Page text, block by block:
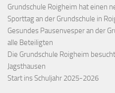
Grundschule Roigheim hat einen
Sporttag an der Grundschule in
Gesundes Pausenvesper an der
alle Beteiligten
Die Grundschule Roigheim
Jagsthausen
Start ins Schuljahr 2025-2026